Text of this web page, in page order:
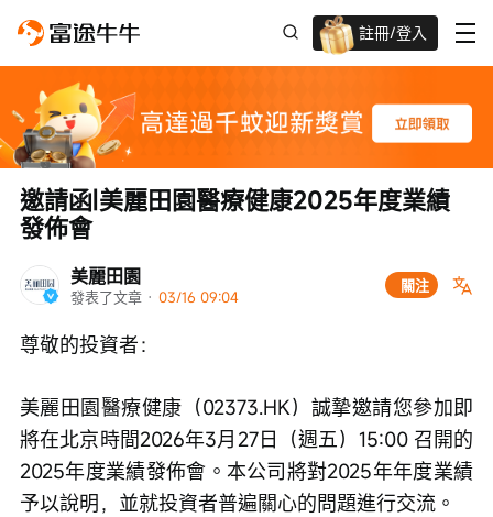
註冊/登入
高達過千蚊獎賞
美麗田園
發表了文章 · 03/16 09:04
關注
邀請函|美麗田園醫療健康2025年度業績
發佈會
尊敬的投資者：
美麗田園醫療健康（02373.HK）誠摯邀請您參加即
將在北京時間2026年3月27日（週五）15:00 召開的
2025年度業績發佈會。本公司將對2025年年度業績
予以說明，並就投資者普遍關心的問題進行交流。